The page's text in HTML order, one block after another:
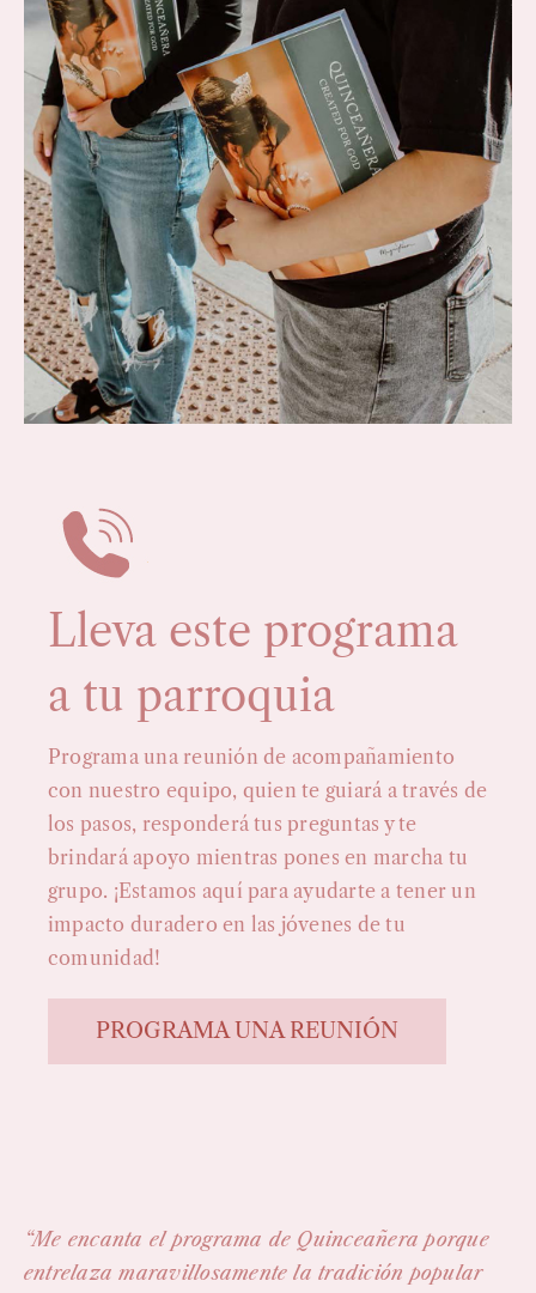
Lleva este programa
a tu parroquia
Programa una reunión de acompañamiento
con nuestro equipo, quien te guiará a través de
los pasos, responderá tus preguntas y te
brindará apoyo mientras pones en marcha tu
grupo. ¡Estamos aquí para ayudarte a tener un
impacto duradero en las jóvenes de tu
comunidad!
PROGRAMA UNA REUNIÓN
“Me encanta el programa de Quinceañera porque
entrelaza maravillosamente la tradición popular